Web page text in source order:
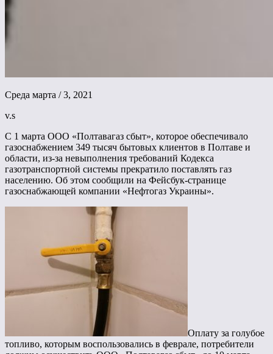
Среда марта / 3, 2021
v.s
С 1 марта ООО «Полтавагаз сбыт», которое обеспечивало
газоснабжением 349 тысяч бытовых клиентов в Полтаве и
области, из-за невыполнения требований Кодекса
газотранспортной системы прекратило поставлять газ
населению. Об этом сообщили на Фейсбук-странице
газоснабжающей компании «Нефтогаз Украины».
Оплату за голубое
топливо, которым воспользовались в феврале, потребители